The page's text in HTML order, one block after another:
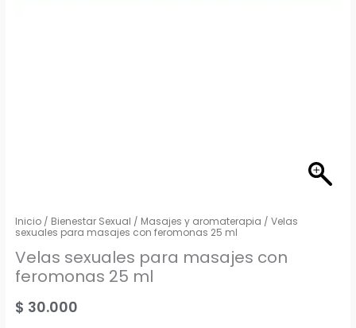
Inicio / Bienestar Sexual / Masajes y aromaterapia / Velas
sexuales para masajes con feromonas 25 ml
Velas sexuales para masajes con
feromonas 25 ml
$ 30.000